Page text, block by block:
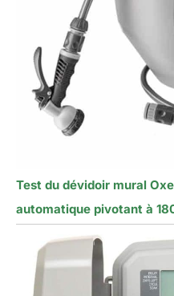
Test du dévidoir mural
automatique pivotant à